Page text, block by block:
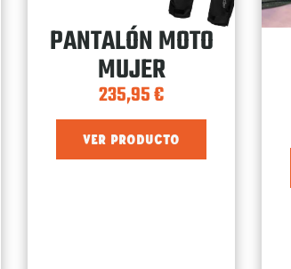
PANTALÓN MOTO
MUJER
235,95€
VER PRODUCTO